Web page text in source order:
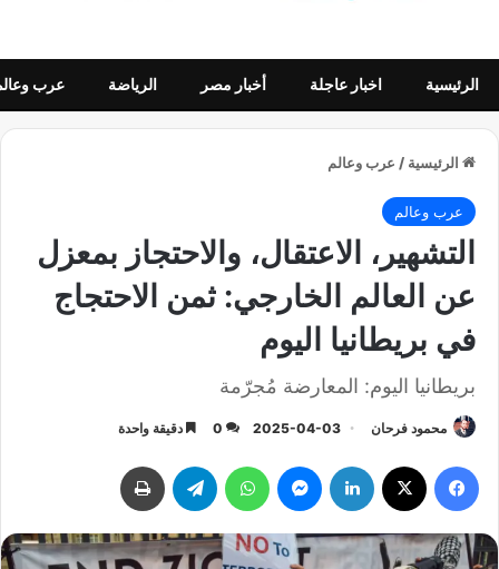
الرئيسية اخبار عاجلة أخبار مصر الرياضة عرب
الرئيسية / عرب وعالم
عرب وعالم
التشهير، الاعتقال، والاحتجاز بمعزل
عن العالم الخارجي: ثمن الاحتجاج
في بريطانيا اليوم
بريطانيا اليوم: المعارضة مُجرّمة
محمود فرحان 2025-04-03
0 دقيقة واحدة